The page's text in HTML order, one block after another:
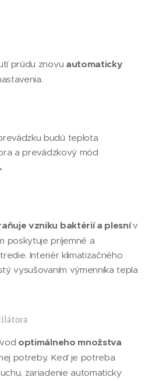
prúdu znovu automaticky
budú teplota
a prevádzkový mód
vzniku baktérií a plesnív
poskytuje príjemné a
Interiér klimatizačného
vysušovaním výmenníka tepla
optimálneho množstva
potreby. Keď je potreba
zariadenie automaticky